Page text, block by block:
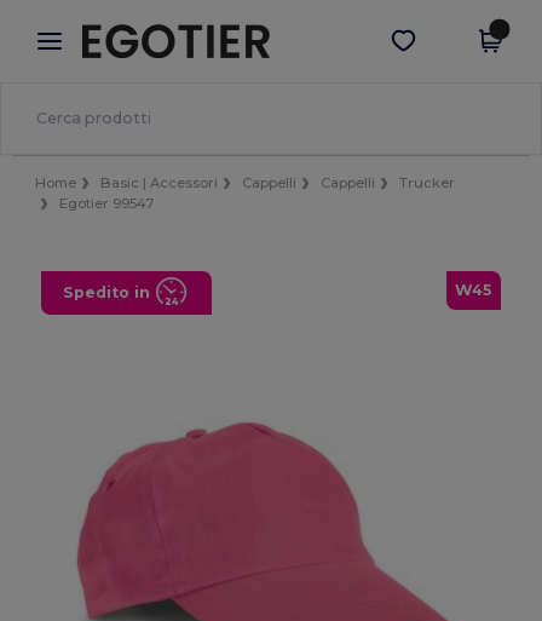
× App Egotier
Prezzi migliori sull'app!
Scarica app
Home Basic | Accessori Cappelli Cappelli
Trucker
Egotier 99547
W45
Spedito in